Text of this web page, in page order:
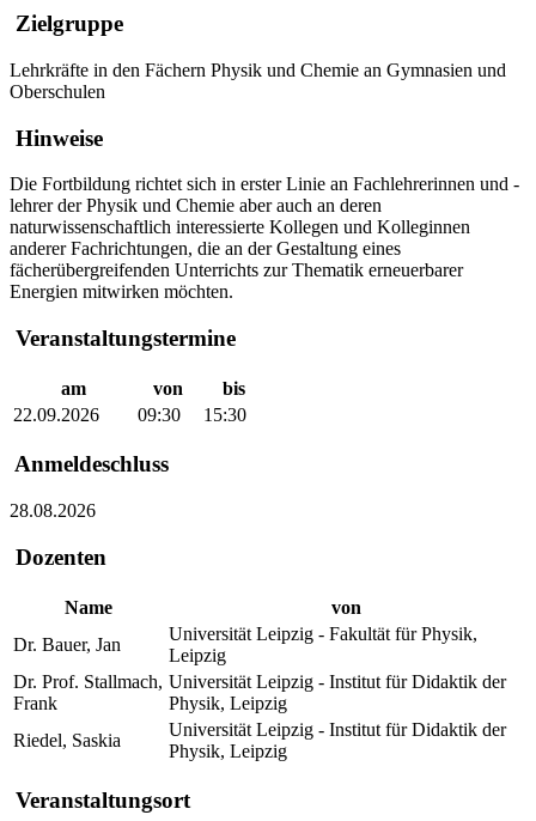
Zielgruppe
Lehrkräfte in den Fächern Physik und Chemie an Gymnasien und
Oberschulen
Hinweise
Die Fortbildung richtet sich in erster Linie an Fachlehrerinnen und -
lehrer der Physik und Chemie aber auch an deren
naturwissenschaftlich interessierte Kollegen und Kolleginnen
anderer Fachrichtungen, die an der Gestaltung eines
fächerübergreifenden Unterrichts zur Thematik erneuerbarer
Energien mitwirken möchten.
Veranstaltungstermine
am von
bis
22.09.2026
09:30 15:30
Anmeldeschluss
28.08.2026
Dozenten
Name
von
Dr. Bauer, Jan
Universität Leipzig - Fakultät für Physik,
Leipzig
Dr. Prof. Stallmach,
Frank
Universität Leipzig - Institut für Didaktik der
Physik, Leipzig
Riedel, Saskia
Universität Leipzig - Institut für Didaktik der
Physik, Leipzig
Veranstaltungsort